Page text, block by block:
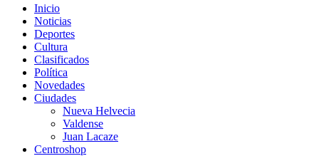
Rosario Web
Todas la noticias de Rosario y la zona
Inicio
Noticias
Deportes
Cultura
Clasificados
Política
Novedades
Ciudades
Nueva Helvecia
Valdense
Juan Lacaze
Centroshop